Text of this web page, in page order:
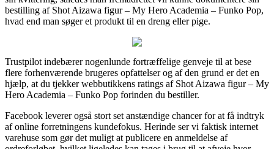
bestilling af Shot Aizawa figur – My Hero Academia – Funko Pop,
hvad end man søger et produkt til en dreng eller pige.
Trustpilot indebærer nogenlunde fortræffelige genveje til at bese
flere forhenværende brugeres opfattelser og af den grund er det en
hjælp, at du tjekker webbutikkens ratings af Shot Aizawa figur – My
Hero Academia – Funko Pop forinden du bestiller.
Facebook leverer også stort set anstændige chancer for at få indtryk
af online forretningens kundefokus. Herinde ser vi faktisk internet
varehuse som gør det muligt at publicere en anmeldelse af